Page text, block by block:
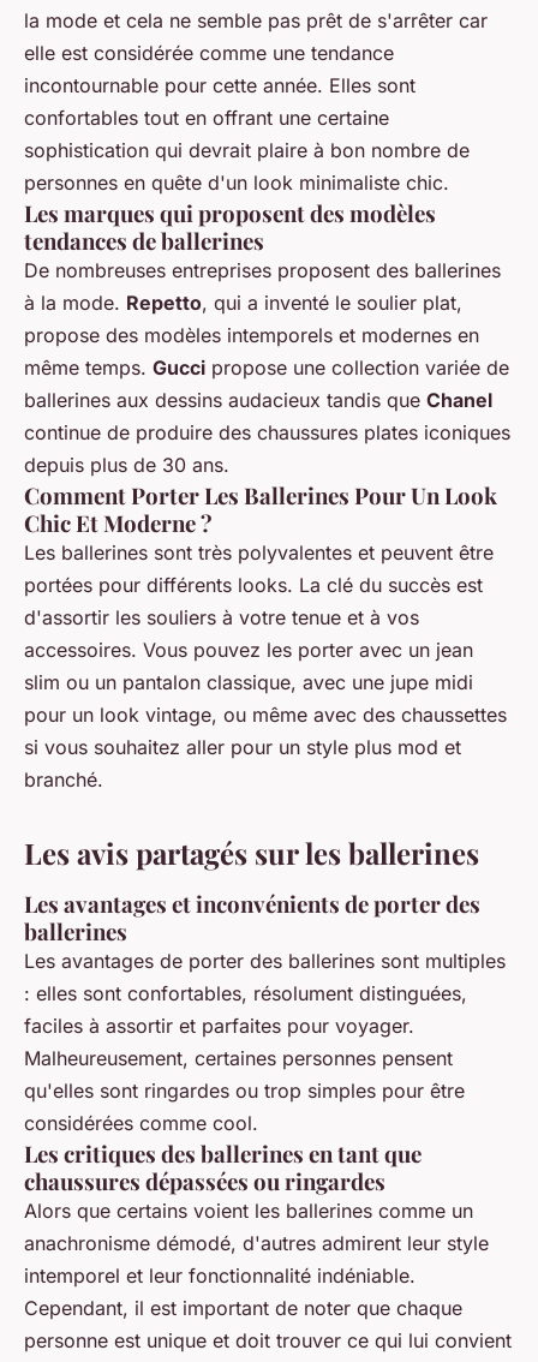
la mode et cela ne semble pas prêt de s'arrêter car
elle est considérée comme une tendance
incontournable pour cette année. Elles sont
confortables tout en offrant une certaine
sophistication qui devrait plaire à bon nombre de
personnes en quête d'un look minimaliste chic.
Les marques qui proposent des modèles
tendances de ballerines
De nombreuses entreprises proposent des ballerines
à la mode. Repetto, qui a inventé le soulier plat,
propose des modèles intemporels et modernes en
même temps. Gucci propose une collection variée de
ballerines aux dessins audacieux tandis que Chanel
continue de produire des chaussures plates iconiques
depuis plus de 30 ans.
Comment Porter Les Ballerines Pour Un Look
Chic Et Moderne ?
Les ballerines sont très polyvalentes et peuvent être
portées pour différents looks. La clé du succès est
d'assortir les souliers à votre tenue et à vos
accessoires. Vous pouvez les porter avec un jean
slim ou un pantalon classique, avec une jupe midi
pour un look vintage, ou même avec des chaussettes
si vous souhaitez aller pour un style plus mod et
branché.
Les avis partagés sur les ballerines
Les avantages et inconvénients de porter des
ballerines
Les avantages de porter des ballerines sont multiples
: elles sont confortables, résolument distinguées,
faciles à assortir et parfaites pour voyager.
Malheureusement, certaines personnes pensent
qu'elles sont ringardes ou trop simples pour être
considérées comme cool.
Les critiques des ballerines en tant que
chaussures dépassées ou ringardes
Alors que certains voient les ballerines comme un
anachronisme démodé, d'autres admirent leur style
intemporel et leur fonctionnalité indéniable.
Cependant, il est important de noter que chaque
personne est unique et doit trouver ce qui lui convient